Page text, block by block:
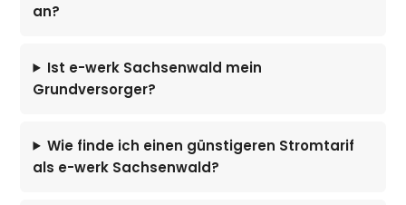
an?
Ist e-werk Sachsenwald mein
Grundversorger?
Wie finde ich einen günstigeren Stromtarif
als e-werk Sachsenwald?